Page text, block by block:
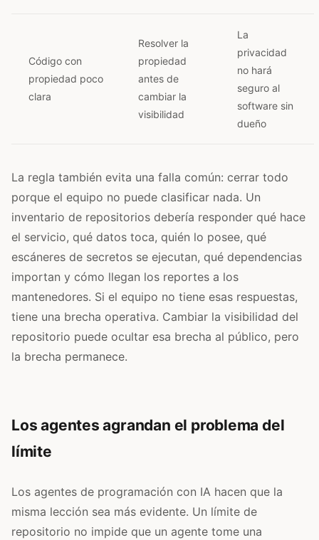
Código con
propiedad poco
clara
Resolver la
propiedad
antes de
cambiar la
visibilidad
La
privacidad
no hará
seguro al
software sin
dueño
La regla también evita una falla común: cerrar todo
porque el equipo no puede clasificar nada. Un
inventario de repositorios debería responder qué hace
el servicio, qué datos toca, quién lo posee, qué
escáneres de secretos se ejecutan, qué dependencias
importan y cómo llegan los reportes a los
mantenedores. Si el equipo no tiene esas respuestas,
tiene una brecha operativa. Cambiar la visibilidad del
repositorio puede ocultar esa brecha al público, pero
la brecha permanece.
Los agentes agrandan el problema del
límite
Los agentes de programación con IA hacen que la
misma lección sea más evidente. Un límite de
repositorio no impide que un agente tome una